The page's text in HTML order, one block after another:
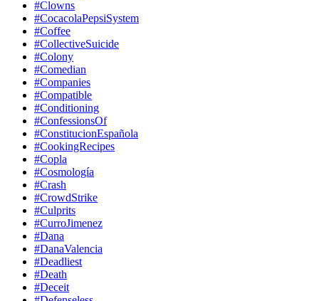
#Clowns
#CocacolaPepsiSystem
#Coffee
#CollectiveSuicide
#Colony
#Comedian
#Companies
#Compatible
#Conditioning
#ConfessionsOf
#ConstitucionEspañola
#CookingRecipes
#Copla
#Cosmología
#Crash
#CrowdStrike
#Culprits
#CurroJimenez
#Dana
#DanaValencia
#Deadliest
#Death
#Deceit